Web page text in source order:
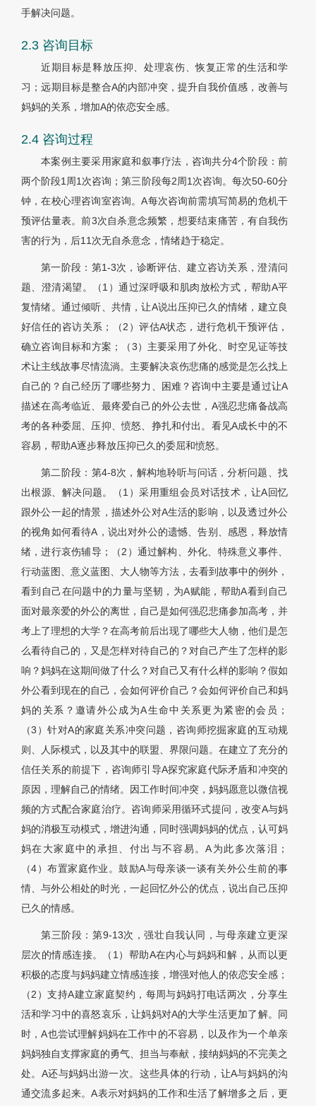
手解决问题。
2.3 咨询目标
近期目标是释放压抑、处理哀伤、恢复正常的生活和学
习；远期目标是整合A的内部冲突，提升自我价值感，改善与
妈妈的关系，增加A的依恋安全感。
2.4 咨询过程
本案例主要采用家庭和叙事疗法，咨询共分4个阶段：前
两个阶段1周1次咨询；第三阶段每2周1次咨询。每次50-60分
钟，在校心理咨询室咨询。A每次咨询前需填写简易的危机干
预评估量表。前3次自杀意念频繁，想要结束痛苦，有自我伤
害的行为，后11次无自杀意念，情绪趋于稳定。
第一阶段：第1-3次，诊断评估、建立咨访关系，澄清问
题、澄清渴望。（1）通过深呼吸和肌肉放松方式，帮助A平
复情绪。通过倾听、共情，让A说出压抑已久的情绪，建立良
好信任的咨访关系；（2）评估A状态，进行危机干预评估，
确立咨询目标和方案；（3）主要采用了外化、时空见证等技
术让主线故事尽情流淌。主要解决哀伤悲痛的感觉是怎么找上
自己的？自己经历了哪些努力、困难？咨询中主要是通过让A
描述在高考临近、最疼爱自己的外公去世，A强忍悲痛备战高
考的各种委屈、压抑、愤怒、挣扎和付出。看见A成长中的不
容易，帮助A逐步释放压抑已久的委屈和愤怒。
第二阶段：第4-8次，解构地聆听与问话，分析问题、找
出根源、解决问题。（1）采用重组会员对话技术，让A回忆
跟外公一起的情景，描述外公对A生活的影响，以及透过外公
的视角如何看待A，说出对外公的遗憾、告别、感恩，释放情
绪，进行哀伤辅导；（2）通过解构、外化、特殊意义事件、
行动蓝图、意义蓝图、大人物等方法，去看到故事中的例外，
看到自己在问题中的力量与坚韧，为A赋能，帮助A看到自己
面对最亲爱的外公的离世，自己是如何强忍悲痛参加高考，并
考上了理想的大学？在高考前后出现了哪些大人物，他们是怎
么看待自己的，又是怎样对待自己的？对自己产生了怎样的影
响？妈妈在这期间做了什么？对自己又有什么样的影响？假如
外公看到现在的自己，会如何评价自己？会如何评价自己和妈
妈的关系？邀请外公成为A生命中关系更为紧密的会员；
（3）针对A的家庭关系冲突问题，咨询师挖掘家庭的互动规
则、人际模式，以及其中的联盟、界限问题。在建立了充分的
信任关系的前提下，咨询师引导A探究家庭代际矛盾和冲突的
原因，理解自己的情绪。因工作时间冲突，妈妈愿意以微信视
频的方式配合家庭治疗。咨询师采用循环式提问，改变A与妈
妈的消极互动模式，增进沟通，同时强调妈妈的优点，认可妈
妈在大家庭中的承担、付出与不容易。A为此多次落泪；
（4）布置家庭作业。鼓励A与母亲谈一谈有关外公生前的事
情、与外公相处的时光，一起回忆外公的优点，说出自己压抑
已久的情感。
第三阶段：第9-13次，强壮自我认同，与母亲建立更深
层次的情感连接。（1）帮助A在内心与妈妈和解，从而以更
积极的态度与妈妈建立情感连接，增强对他人的依恋安全感；
（2）支持A建立家庭契约，每周与妈妈打电话两次，分享生
活和学习中的喜怒哀乐，让妈妈对A的大学生活更加了解。同
时，A也尝试理解妈妈在工作中的不容易，以及作为一个单亲
妈妈独自支撑家庭的勇气、担当与奉献，接纳妈妈的不完美之
处。A还与妈妈出游一次。这些具体的行动，让A与妈妈的沟
通交流多起来。A表示对妈妈的工作和生活了解增多之后，更